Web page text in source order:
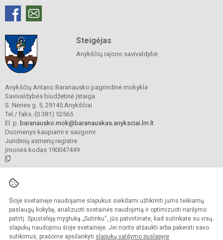
Šioje svetainėje naudojame slapukus siekdami užtikrinti jums teikiamų
paslaugų kokybę, analizuoti svetainės naudojimą ir optimizuoti naršymo
patirtį. Spustelėję mygtuką „Sutinku“, jūs patvirtinate, kad sutinkate su visų
slapukų naudojimu šioje svetainėje. Jei norite atšaukti arba pakeisti savo
sutikimus, prašome apsilankyti slapukų valdymo puslapyje.
Steigėjas
Anykščių rajono savivaldybė
Anykščių Antano Baranausko pagrindinė mokykla
Savivaldybės biudžetinė įstaiga
S. Nėries g. 5, 29145 Anykščiai
Tel./ faks. (0 381) 52565
El. p. baranausko.mok@baranauskas.anyksciai.lm.lt
Duomenys kaupiami ir saugomi
Juridinių asmenų registre
Įmonės kodas 190047449
Kopijuoti turinį be raštiško mokyklos administracijos sutikimo griežtai
draudžiama.
Prieinamumo paraiška Slapukų valdymas